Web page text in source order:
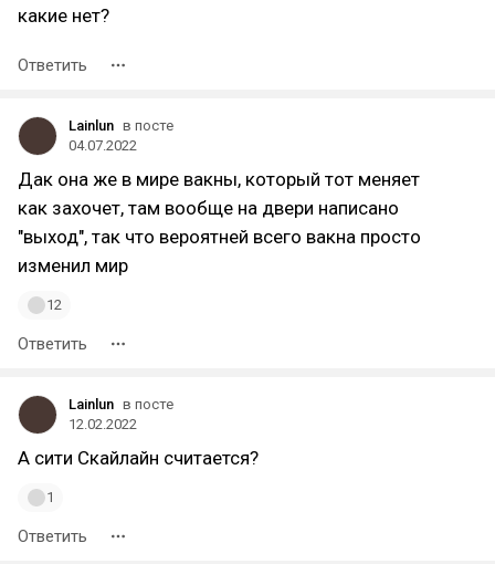
какие нет?
Ответить
Lainlun в посте
04.07.2022
Дак она же в мире вакны, который тот меняет
как захочет, там вообще на двери написано
"выход", так что вероятней всего вакна просто
изменил мир
12
Ответить
Lainlun в посте
12.02.2022
А сити Скайлайн считается?
1
Ответить